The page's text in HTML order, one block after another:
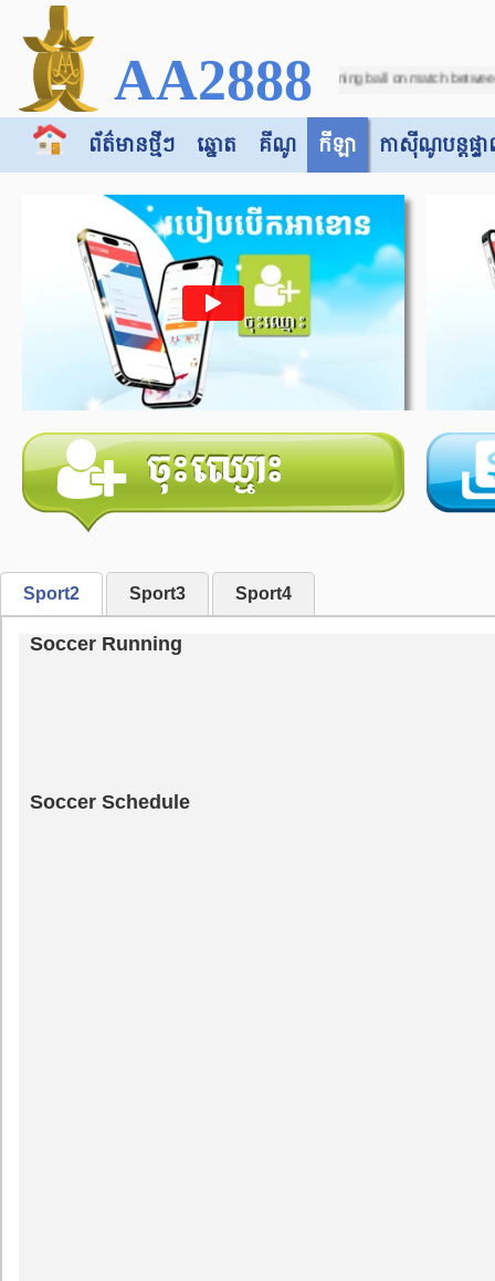
AA2888
score (VAR Check) in running ball on match between "Botswana -vs- DR
ព័ត៌មានថ្មីៗ ឆ្នោត គីណូ កីឡា កាស៊ី​​ណូបន្តផ្ទ
Sport2 Sport3 Sport4